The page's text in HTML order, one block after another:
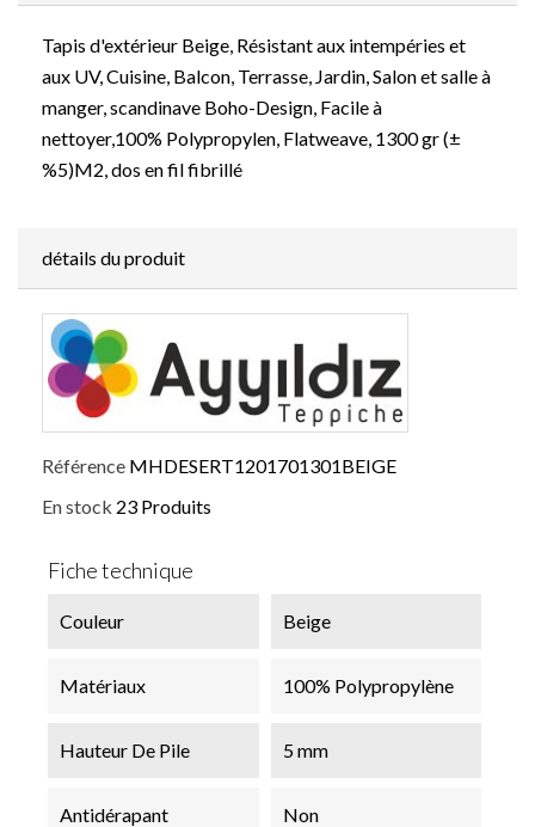
Tapis d'extérieur Beige, Résistant aux intempéries et
aux UV, Cuisine, Balcon, Terrasse, Jardin, Salon et salle à
manger, scandinave Boho-Design, Facile à
nettoyer,100% Polypropylen, Flatweave, 1300 gr (±
%5)M2, dos en fil fibrillé
détails du produit
Référence MHDESERT1201701301BEIGE
En stock 23 Produits
Fiche technique
Couleur Beige
Matériaux 100% Polypropylène
Hauteur De Pile 5 mm
Antidérapant Non